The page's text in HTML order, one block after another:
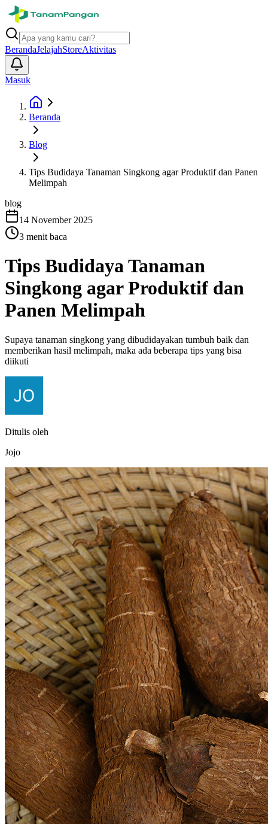
BerandaJelajahStoreAktivitas
Masuk
Beranda
Blog
Tips Budidaya Tanaman Singkong agar Produktif dan Panen
Melimpah
blog
14 November 2025
3 menit baca
Tips Budidaya Tanaman
Singkong agar Produktif dan
Panen Melimpah
Supaya tanaman singkong yang dibudidayakan tumbuh baik dan
memberikan hasil melimpah, maka ada beberapa tips yang bisa
diikuti
Ditulis oleh
Jojo